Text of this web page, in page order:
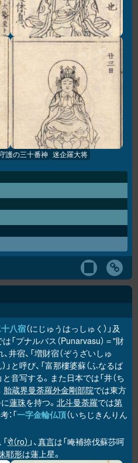
護の三十番神 迷企羅大将
八宿（にじゅうはっしゅく）」及
「プナルバス（Punarvasu）＝"財
井宿、「増財宿（ぞうざいしゅ
）」と呼び、「富那樓婆蘇（ふなるば
と音写する。また日本では「井（ち
胎蔵界曼荼羅外金剛部院では東方
蓮珠を持つ。 北斗曼荼羅では第
：「一字金輪仏頂（いちじきんりん
「रो（ro） 」、真言は「唵補捺伐蘇莎呵
耶形は蓮上星。